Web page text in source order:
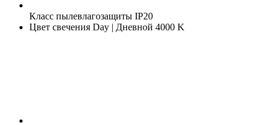
Класс пылевлагозащиты IP20
Цвет свечения Day | Дневной 4000 K